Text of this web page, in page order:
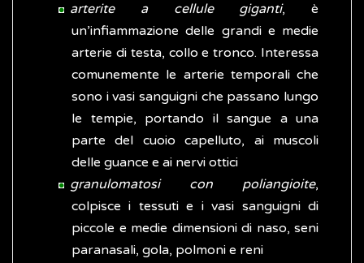
arterite a cellule giganti, è
un’infiammazione delle grandi e medie
arterie di testa, collo e tronco. Interessa
comunemente le arterie temporali che
sono i vasi sanguigni che passano lungo
le tempie, portando il sangue a una
parte del cuoio capelluto, ai muscoli
delle guance e ai nervi ottici
granulomatosi con poliangioite,
colpisce i tessuti e i vasi sanguigni di
piccole e medie dimensioni di naso, seni
paranasali, gola, polmoni e reni